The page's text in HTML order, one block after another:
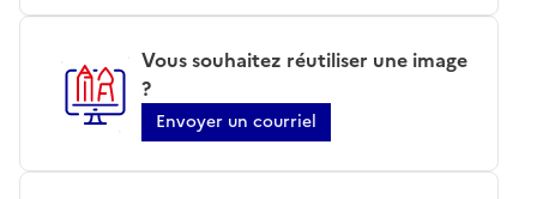
Vous souhaitez réutiliser une image
?
Envoyer un courriel